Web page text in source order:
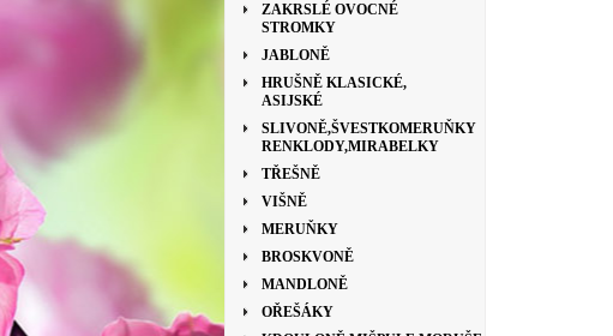
ZAKRSLÉ OVOCNÉ
STROMKY
JABLONĚ
HRUŠNĚ KLASICKÉ,
ASIJSKÉ
SLIVONĚ,ŠVESTKOMERUŇKY
RENKLODY,MIRABELKY
TŘEŠNĚ
VIŠNĚ
MERUŇKY
BROSKVONĚ
MANDLONĚ
OŘEŠÁKY